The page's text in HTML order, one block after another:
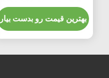
آلومینیوم غیر سمی
بهترین قیمت رو بدست بیار